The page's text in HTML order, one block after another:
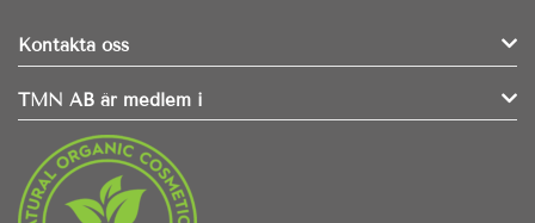
Kontakta oss
TMN AB är medlem i